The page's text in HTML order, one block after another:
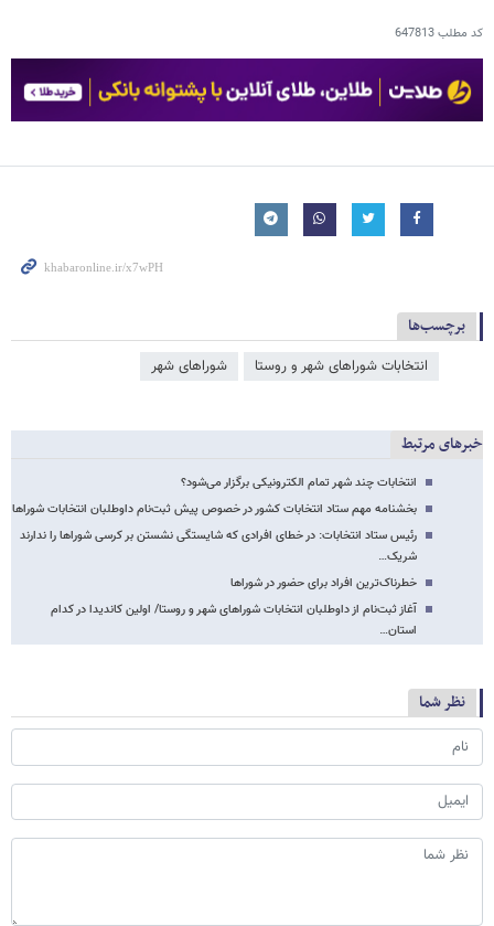
کد مطلب647813
برچسب‌ها
انتخابات شوراهای شهر و روستا شوراهای شهر
خبرهای مرتبط
انتخابات چند شهر تمام الکترونیکی برگزار می‌شود؟
بخشنامه مهم ستاد انتخابات کشور در خصوص پیش ثبت‌نام داوطلبان انتخابات شوراها
رئیس ستاد انتخابات: در خطای افرادی که شایستگی نشستن بر کرسی شوراها را ندارند
شریک…
خطرناک‌ترین افراد برای حضور در شوراها
آغاز ثبت‌نام از داوطلبان انتخابات شوراهای شهر و روستا/ اولین کاندیدا در کدام
استان…
نظر شما